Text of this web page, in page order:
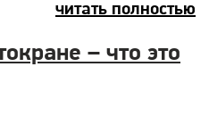
читать полностью
– что это